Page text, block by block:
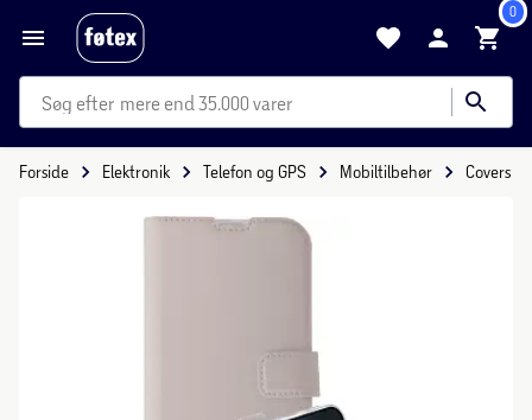
0
mere end 35.000 varer
Forside Elektronik Telefon og GPS Mobiltilbehør Covers